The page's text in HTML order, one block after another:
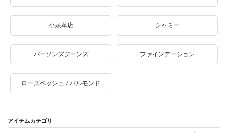
小泉革店 シャミー
パーソンズジーンズ ファインデーション
ローズペッシュ / パルモンド
アイテムカテゴリ